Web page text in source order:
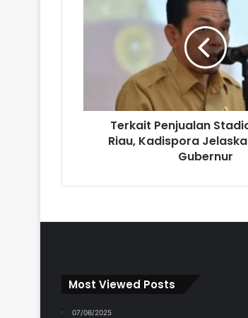
Terkait Penjualan
Riau, Kadispora
Gubernur
Most Viewed Posts
07/06/2025